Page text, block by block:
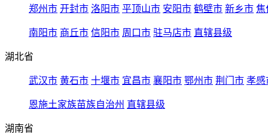
郑州市 开封市 洛阳市 平顶山市 安阳市 鹤壁市 新乡市 焦
南阳市 商丘市 信阳市 周口市 驻马店市 直辖县级
湖北省
武汉市 黄石市 十堰市 宜昌市 襄阳市 鄂州市 荆门市 孝感
恩施土家族苗族自治州 直辖县级
湖南省